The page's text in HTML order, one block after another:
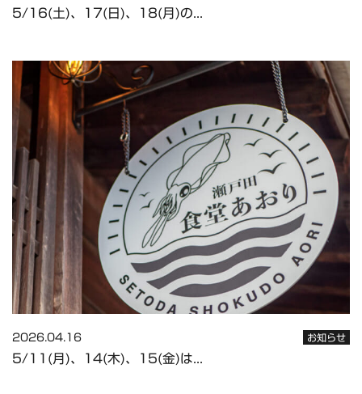
5/16(土)、17(日)、18(月)の...
2026.04.16 お知らせ
5/11(月)、14(木)、15(金)は...